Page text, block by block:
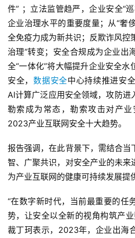
件” ；立法监管趋严，企业安全“
企业治理水平的重要度量；从“奢
全免疫力成为新共识；反欺诈风控
治理”转变；安全合规成为企业出
全“一体化”将大幅提升企业安全
安全，数据安全中心持续推进安
AI计算广泛应用安全领域，攻防进
勒索成为常态，勒索攻击对产
2023产业互联网安全十大趋势。
报告强调，在此背景下，需结合当
智、广聚共识，对安全产业的未来
为产业互联网的健康可持续发展提
“在数字新时代，当前最重要的任
势，让安全以全新的视角构筑产
裁丁珂表示，2023年，企业出海